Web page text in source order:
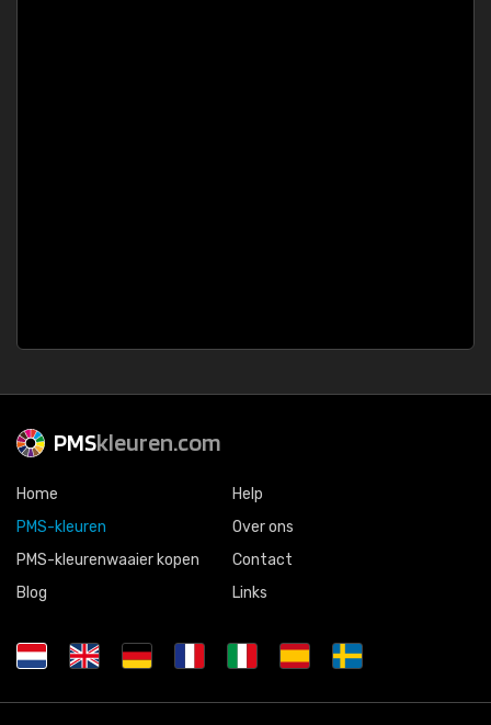
PMSkleuren.com
Home
PMS-kleuren
PMS-kleurenwaaier kopen
Blog
Help
Over ons
Contact
Links